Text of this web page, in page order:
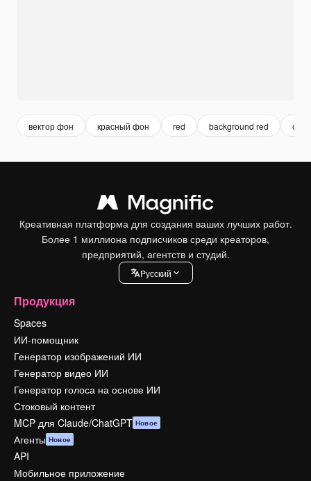
вектор фон красный фон red background red
Креативная платформа для создания ваших лучших работ.
Более 1 миллиона подписчиков среди креаторов,
предприятий, агентств и студий.
Pусский
Продукция
Spaces
ИИ-помощник
Генератор изображений ИИ
Генератор видео ИИ
Генератор голоса на основе ИИ
Стоковый контент
MCP для Claude/ChatGPT Новое
Агенты Новое
API
Мобильное приложение